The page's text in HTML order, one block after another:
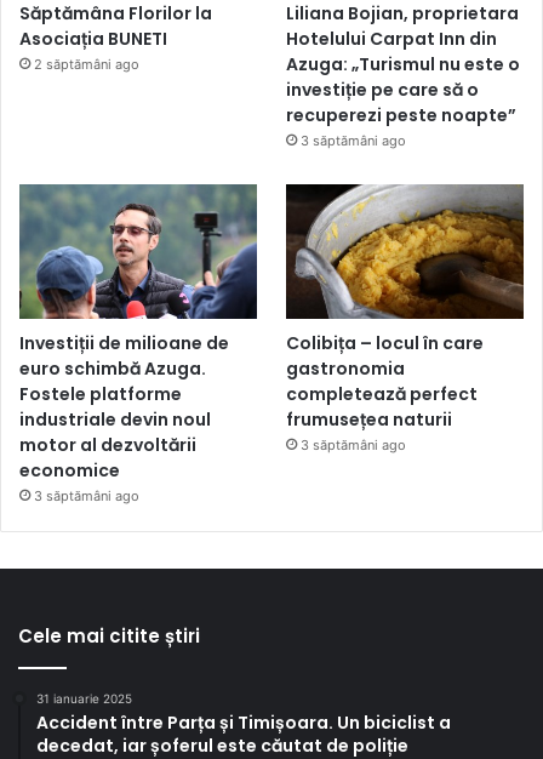
Săptămâna Florilor la
Asociația BUNETI
2 săptămâni ago
Liliana Bojian, proprietara
Hotelului Carpat Inn din
Azuga: „Turismul nu este o
investiție pe care să o
recuperezi peste noapte”
3 săptămâni ago
Investiții de milioane de
euro schimbă Azuga.
Fostele platforme
industriale devin noul
motor al dezvoltării
economice
3 săptămâni ago
Colibița – locul în care
gastronomia
completează perfect
frumusețea naturii
3 săptămâni ago
Cele mai citite știri
31 ianuarie 2025
Accident între Parța și Timișoara. Un biciclist a
decedat, iar șoferul este căutat de poliție